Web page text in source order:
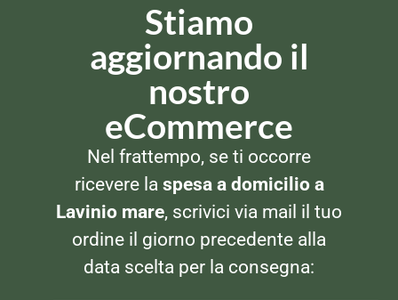
ALLUMINIO E PELLICOLE
senza coperchio
ALLUMINIO E PELLICOLE
Stiamo
aggiornando il
nostro
eCommerce
Nel frattempo, se ti occorre
ricevere la spesa a domicilio a
Lavinio mare, scrivici via mail il tuo
ordine il giorno precedente alla
data scelta per la consegna: